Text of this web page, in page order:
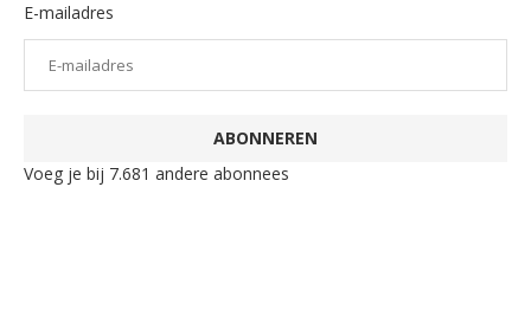
E-mailadres
ABONNEREN
Voeg je bij 7.681 andere abonnees